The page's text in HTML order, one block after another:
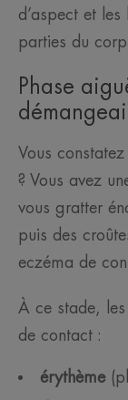
d’aspect et les
parties du
Phase
Vous
? Vous avez
vous gratter
puis des
eczéma de
À ce stade,
de contact :
érythème